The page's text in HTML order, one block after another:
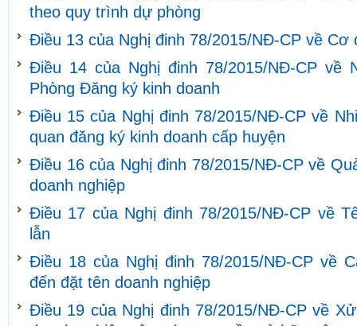
theo quy trình dự phòng
Điều 13 của Nghị đinh 78/2015/NĐ-CP về Cơ
Điều 14 của Nghị đinh 78/2015/NĐ-CP về
Phòng Đăng ký kinh doanh
Điều 15 của Nghị đinh 78/2015/NĐ-CP về
quan đăng ký kinh doanh cấp huyện
Điều 16 của Nghị đinh 78/2015/NĐ-CP về
doanh nghiệp
Điều 17 của Nghị đinh 78/2015/NĐ-CP về
lẫn
Điều 18 của Nghị đinh 78/2015/NĐ-CP về
đến đặt tên doanh nghiệp
Điều 19 của Nghị đinh 78/2015/NĐ-CP về